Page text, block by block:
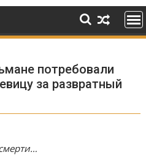
потребовали
за развратный